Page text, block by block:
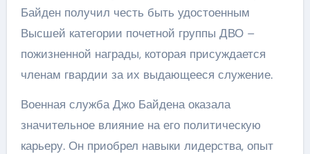
Байден получил честь быть удостоенным
Высшей категории почетной группы ДВО –
пожизненной награды, которая присуждается
членам гвардии за их выдающееся служение.
Военная служба Джо Байдена оказала
значительное влияние на его политическую
карьеру. Он приобрел навыки лидерства, опыт